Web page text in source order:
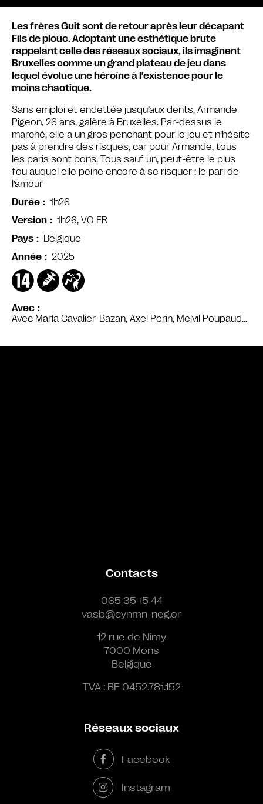
Avec
Avec María Cavalier-Bazan, Axel Perin, Melvil Poupaud…
Les frères Guit sont de retour après leur décapant
Fils de plouc. Adoptant une esthétique brute
rappelant celle des réseaux sociaux, ils imaginent
Bruxelles comme un grand plateau de jeu dans
lequel évolue une héroïne à l’existence pour le
moins chaotique.
Sans emploi et endettée jusqu’aux dents, Armande
Pigeon, 26 ans, galère à Bruxelles. Par-dessus le
marché, elle a un gros penchant pour le jeu et n’hésite
pas à prendre des risques, car pour Armande, tous
les paris sont bons. Tous sauf un, peut-être le plus
fou auquel elle peine encore à se risquer : le pari de
l’amour
Durée
1h26
Version
1h26, VO FR
Pays
Belgique
Année
2025
Contacts
065 35 15 44
vasb@cynmn-neg.or
12 rue de Nimy
7000 Mons
Belgique
TVA : BE 0452.781.152
Réseaux sociaux
Facebook
Instagram